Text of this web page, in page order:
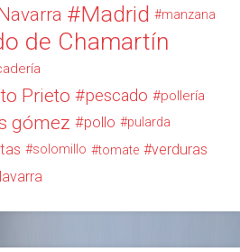
Madrid manzana
de Chamartín
Prieto pescado pollería
gómez pollo pularda
solomillo tomate
verduras